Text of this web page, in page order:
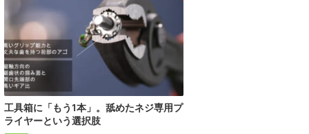
工具箱に「もう1本」。舐めたネジ専用プ
ライヤーという選択肢